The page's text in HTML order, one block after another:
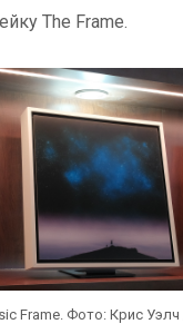
The Frame.
Frame. Фото: Крис Уэлч